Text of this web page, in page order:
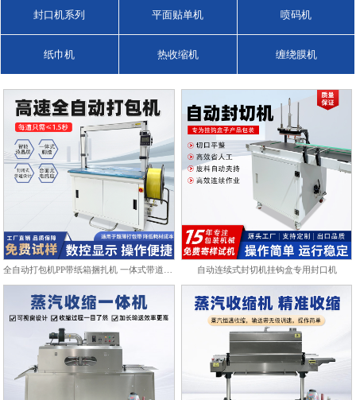
封口机系列 平面贴单机 喷码机
纸巾机 热收缩机 缠绕膜机
自动连续式封切机挂钩盒专用封口机